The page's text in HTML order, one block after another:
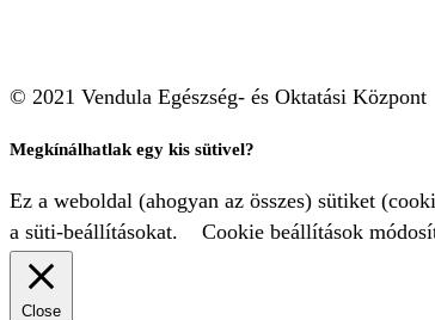
© 2021 Vendula Egészség- és Oktatási
Megkínálhatlak egy kis sütivel?
Ez a weboldal (ahogyan az összes) sütiket
a süti-beállításokat.
Cookie beállítások
Close